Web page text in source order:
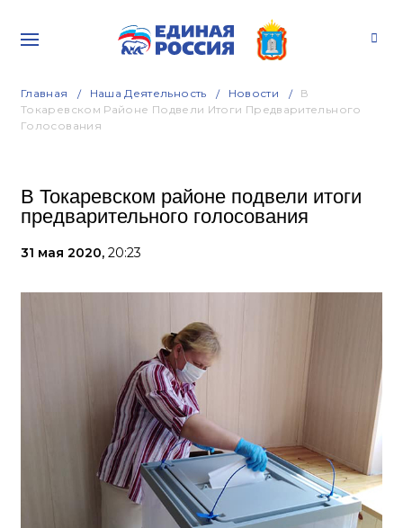
Главная Наша Деятельность Новости
В
Токаревском Районе Подвели Итоги Предварительного
Голосования
В Токаревском районе подвели итоги
предварительного голосования
31 мая 2020, 20:23